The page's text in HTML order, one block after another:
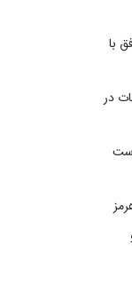
با
در
دست